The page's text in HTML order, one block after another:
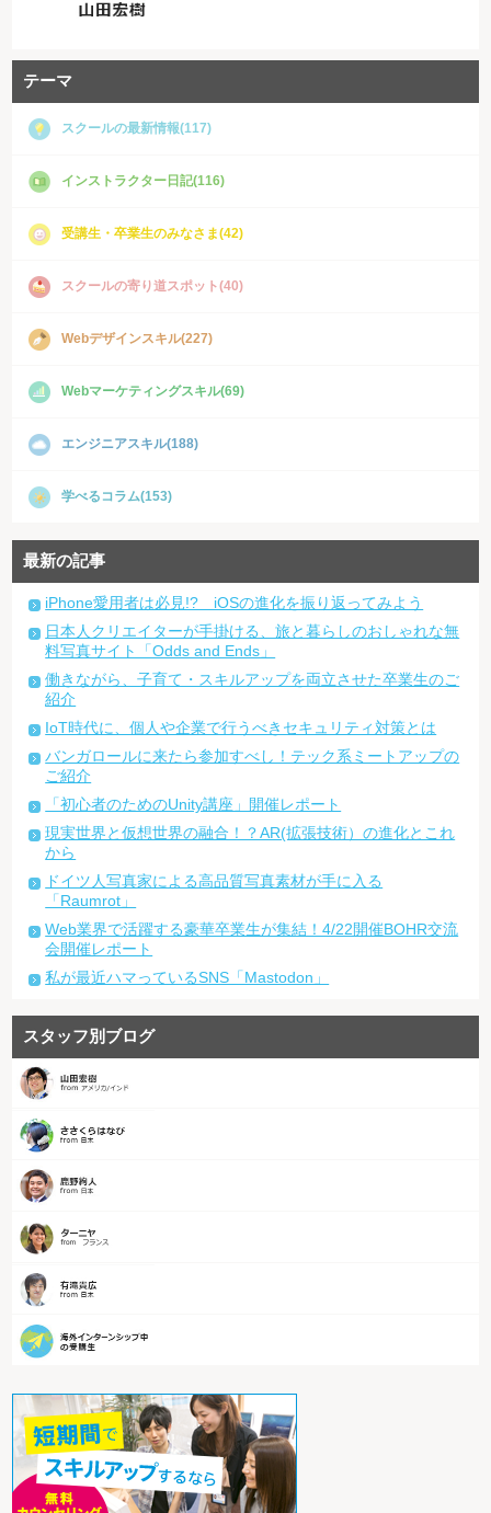
テーマ
スクールの最新情報(117)
インストラクター日記(116)
受講生・卒業生のみなさま(42)
スクールの寄り道スポット(40)
Webデザインスキル(227)
Webマーケティングスキル(69)
エンジニアスキル(188)
学べるコラム(153)
最新の記事
iPhone愛用者は必見!? iOSの進化を振り返ってみよう
日本人クリエイターが手掛ける、旅と暮らしのおしゃれな無
料写真サイト「Odds and Ends」
働きながら、子育て・スキルアップを両立させた卒業生のご
紹介
IoT時代に、個人や企業で行うべきセキュリティ対策とは
バンガロールに来たら参加すべし！テック系ミートアップの
ご紹介
「初心者のためのUnity講座」開催レポート
現実世界と仮想世界の融合！？AR(拡張技術）の進化とこれ
から
ドイツ人写真家による高品質写真素材が手に入る
「Raumrot」
Web業界で活躍する豪華卒業生が集結！4/22開催BOHR交流
会開催レポート
私が最近ハマっているSNS「Mastodon」
スタッフ別ブログ